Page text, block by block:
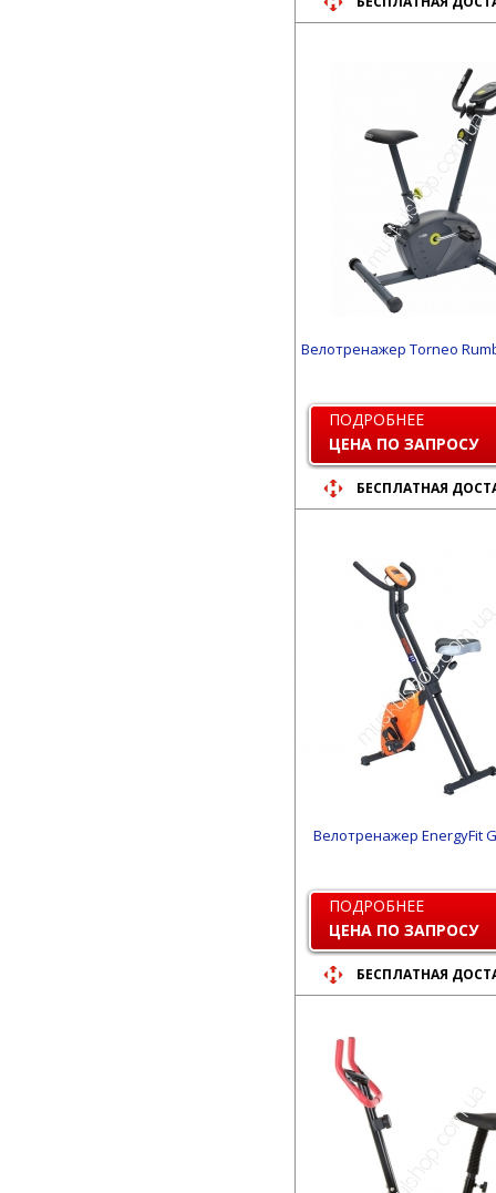
Велотренажер Torneo
ПОДРОБНЕЕ
ЦЕНА ПО ЗАПРОСУ
БЕСПЛАТНАЯ
Велотренажер EnergyFit
ПОДРОБНЕЕ
ЦЕНА ПО ЗАПРОСУ
БЕСПЛАТНАЯ